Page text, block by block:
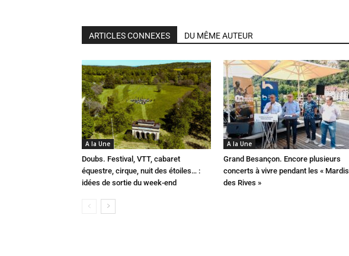
ARTICLES CONNEXES DU MÊME AUTEUR
A la Une
Doubs. Festival, VTT, cabaret
équestre, cirque, nuit des étoiles… :
idées de sortie du week-end
A la Une
Grand Besançon. Encore plusieurs
concerts à vivre pendant les « Mardis
des Rives »